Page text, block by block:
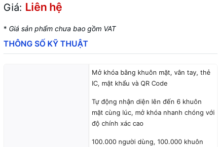
Giá: Liên hệ
* Giá sản phẩm chưa bao gồm VAT
THÔNG SỐ KỸ THUẬT
Mở khóa bằng khuôn mặt, vân tay, thẻ
IC, mật khẩu và QR Code
Tự động nhận diện lên đến 6 khuôn
mặt cùng lúc, mở khóa nhanh chóng với
độ chính xác cao
100.000 người dùng, 100.000 khuôn